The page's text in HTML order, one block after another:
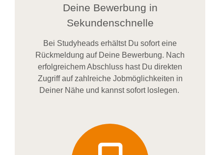
Deine Bewerbung in
Sekundenschnelle
Bei Studyheads erhältst Du sofort eine
Rückmeldung auf Deine Bewerbung. Nach
erfolgreichem Abschluss hast Du direkten
Zugriff auf zahlreiche Jobmöglichkeiten in
Deiner Nähe und kannst sofort loslegen.